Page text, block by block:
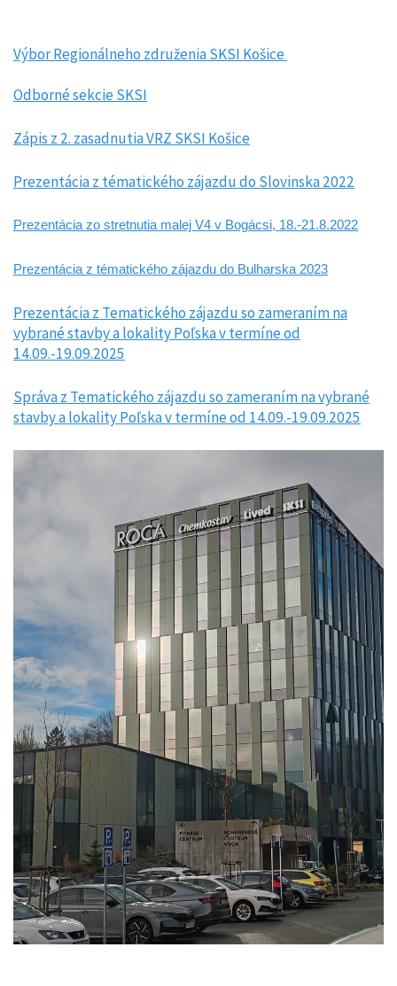
Výbor Regionálneho združenia SKSI Košice
Odborné sekcie SKSI
Zápis z 2. zasadnutia VRZ SKSI Košice
Prezentácia z tématického zájazdu do Slovinska 2022
Prezentácia zo stretnutia malej V4 v Bogácsi, 18.-21.8.2022
Prezentácia z tématického zájazdu do Bulharska 2023
Prezentácia z Tematického zájazdu so zameraním na
vybrané stavby a lokality Poľska v termíne od
14.09.-19.09.2025
Správa z Tematického zájazdu so zameraním na vybrané
stavby a lokality Poľska v termíne od 14.09.-19.09.2025